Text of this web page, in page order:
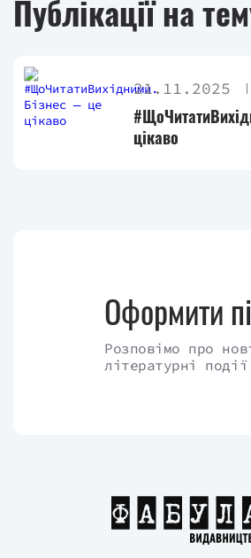
клептократи,
Публікації на
21.11.2025
цікаво
Оформити
Розповімо про
літературні події